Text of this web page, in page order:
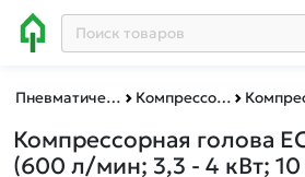
Пневматическое и гидравлическое оборудование Компрессоры Компрессорные
Компрессорная голова
(600 л/мин; 3,3 - 4 кВт; 10